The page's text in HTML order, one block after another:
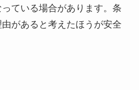
ている場合があります。条
があると考えたほうが安全